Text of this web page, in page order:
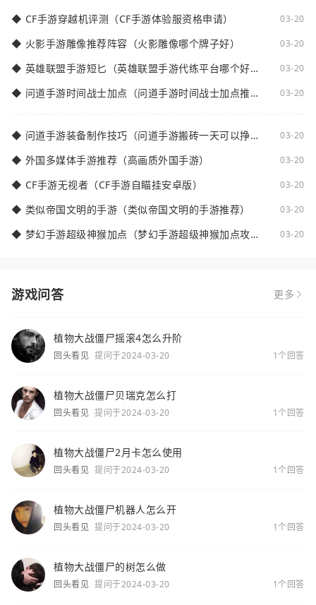
◆ CF手游穿越机评测（CF手游体验服资格申请） 03-20
◆ 火影手游雕像推荐阵容（火影雕像哪个牌子好） 03-20
◆ 英雄联盟手游短匕（英雄联盟手游代练平台哪个好
03-20
◆ 问道手游时间战士加点（问道手游时间战士加点推
03-20
◆ 问道手游装备制作技巧（问道手游搬砖一天可以挣多
03-20
◆ 外国多媒体手游推荐（高画质外国手游） 03-20
◆ CF手游无视者（CF手游自瞄挂安卓版） 03-20
◆ 类似帝国文明的手游（类似帝国文明的手游推荐） 03-20
◆ 梦幻手游超级神猴加点（梦幻手游超级神猴加点攻
03-20
游戏问答 更多
植物大战僵尸摇滚4怎么升阶
回头看见 提问于2024-03-20 1个回答
植物大战僵尸贝瑞克怎么打
回头看见 提问于2024-03-20 1个回答
植物大战僵尸2月卡怎么使用
回头看见 提问于2024-03-20 1个回答
植物大战僵尸机器人怎么开
回头看见 提问于2024-03-20 1个回答
植物大战僵尸的树怎么做
回头看见 提问于2024-03-20 1个回答